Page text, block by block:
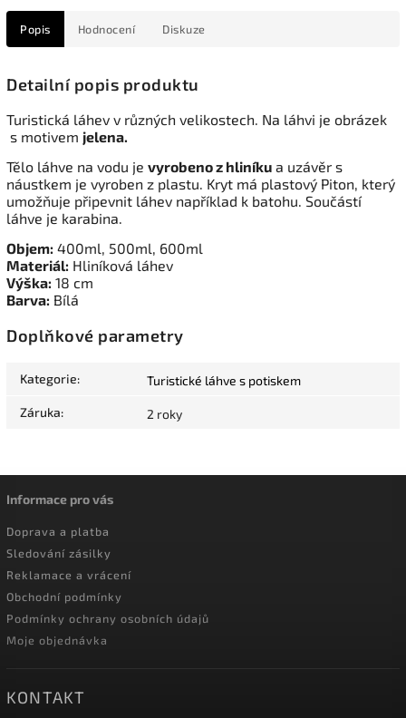
Popis Hodnocení Diskuze
Detailní popis produktu
Turistická láhev v různých velikostech. Na láhvi je obrázek
s motivem jelena.
Tělo láhve na vodu je vyrobeno z hliníku a uzávěr s
náustkem je vyroben z plastu. Kryt má plastový Piton, který
umožňuje připevnit láhev například k batohu. Součástí
láhve je karabina.
Objem: 400ml, 500ml, 600ml
Materiál: Hliníková láhev
Výška: 18 cm
Barva: Bílá
Doplňkové parametry
Kategorie: Turistické láhve s potiskem
Záruka: 2 roky
Informace pro vás
Doprava a platba
Sledování zásilky
Reklamace a vrácení
Obchodní podmínky
Podmínky ochrany osobních údajů
Moje objednávka
KONTAKT